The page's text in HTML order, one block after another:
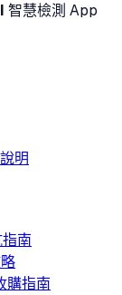
智慧檢測 App
明
南
購指南